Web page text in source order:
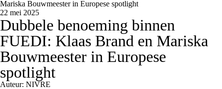
Mariska Bouwmeester in Europese spotlight
22 mei 2025
Dubbele benoeming binnen
FUEDI: Klaas Brand en Mariska
Bouwmeester in Europese
spotlight
Auteur: NIVRE